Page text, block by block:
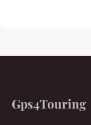
Gps4Touring